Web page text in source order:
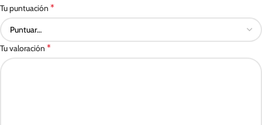
Tu puntuación *
Tu valoración *